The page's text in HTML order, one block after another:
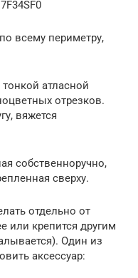
всему периметру,
атласной
отрезков.
вяжется
собственноручно,
сверху.
отдельно от
или крепится другим
Один из
аксессуар: